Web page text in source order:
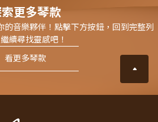
更多琴款
音樂夥伴！點擊下方按鈕，回到完整列
續尋找靈感吧！
看更多琴款